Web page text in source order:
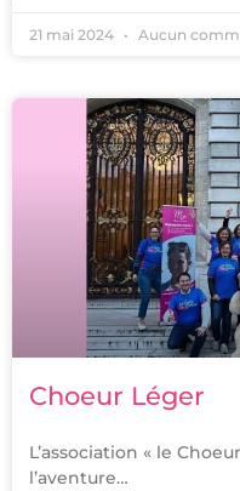
21 mai 2024 Aucun
Choeur Léger
L’association « le
l’aventure…